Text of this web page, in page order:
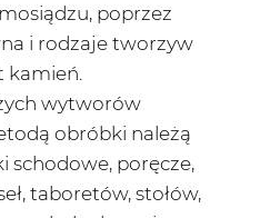
poprzez
i rodzaje tworzyw
kamień.
wytworów
obróbki należą
schodowe, poręcze,
taboretów, stołów,